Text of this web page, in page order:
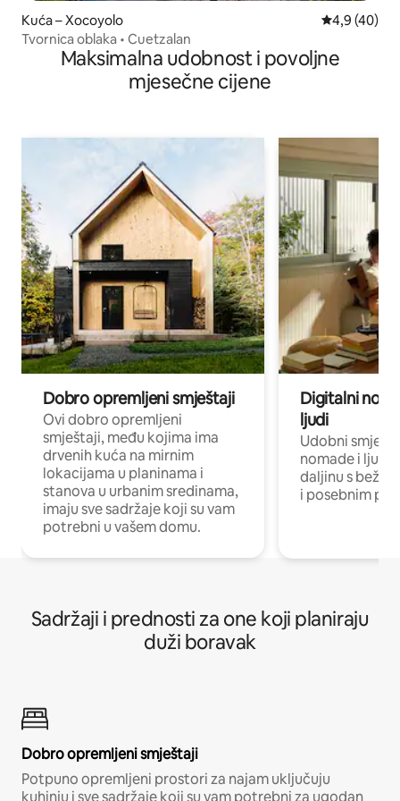
Kuća – Xocoyolo Prosječna
4,9 (40)
Tvornica oblaka • Cuetzalan
Maksimalna udobnost i povoljne
mjesečne cijene
Dobro opremljeni smještaji
Ovi dobro opremljeni
smještaji, među kojima ima
drvenih kuća na mirnim
lokacijama u planinama i
stanova u urbanim sredinama,
imaju sve sadržaje koji su vam
potrebni u vašem domu.
Digitalni
ljudi
Udobni
nomade i ljude
daljinu s
i posebnim
Sadržaji i prednosti za one koji planiraju
duži boravak
Dobro opremljeni smještaji
Potpuno opremljeni prostori za najam uključuju
kuhinju i sve sadržaje koji su vam potrebni za ugodan